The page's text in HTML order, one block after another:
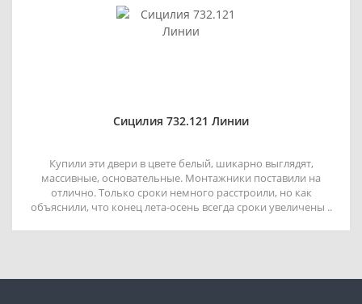
Сицилия 732.121 Линии
Купили эти двери в цвете белый, шикарно выглядят,
массивные, основательные. Монтажники поставили на
отлично. Только сроки немного расстроили, но как
объяснили, что конец лета-осень всегда сроки увеличены ..